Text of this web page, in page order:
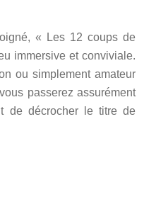
« Les 12 coups de
immersive et conviviale.
ou simplement amateur
passerez assurément
de décrocher le titre de